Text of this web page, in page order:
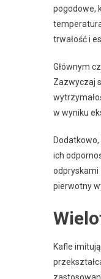
pogodowe,
trwałość i
Głównym
Zazwyczaj
w wyniku
ich
odpryskami
pierwotny
Kafle